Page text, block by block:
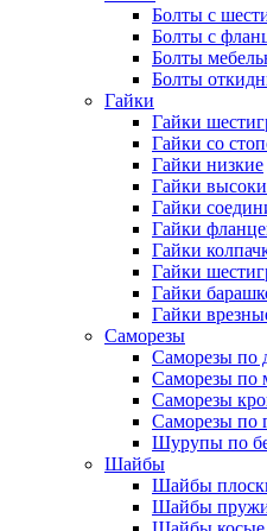
Болты с
Болты с
Болты
Болты
Гайки
Гайки
Гайки со
Гайки низкие
Гайки
Гайки
Гайки
Гайки
Гайки
Гайки
Гайки
Саморезы
Саморезы по
Саморезы по
Саморезы
Саморезы по
Шурупы по
Шайбы
Шайбы
Шайбы